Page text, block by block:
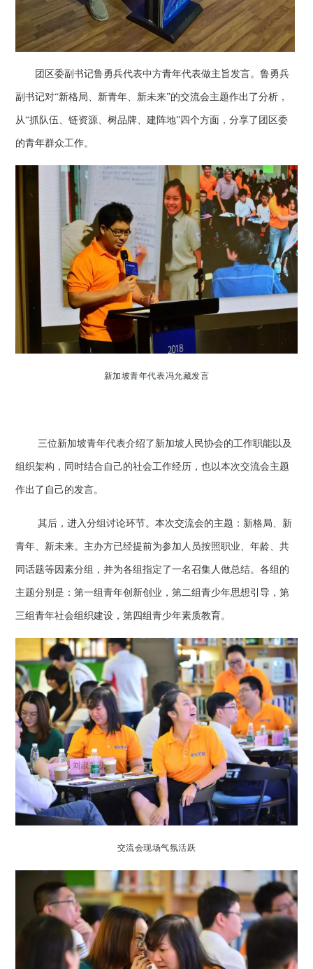
团区委副书记鲁勇兵代表中方青年代表做主旨发言。鲁勇兵
副书记对“新格局、新青年、新未来”的交流会主题作出了分析，
从“抓队伍、链资源、树品牌、建阵地”四个方面，分享了团区委
的青年群众工作。
新加坡青年代表冯允藏发言
三位新加坡青年代表介绍了新加坡人民协会的工作职能以及
组织架构，同时结合自己的社会工作经历，也以本次交流会主题
作出了自己的发言。
其后，进入分组讨论环节。本次交流会的主题：新格局、新
青年、新未来。主办方已经提前为参加人员按照职业、年龄、共
同话题等因素分组，并为各组指定了一名召集人做总结。各组的
主题分别是：第一组青年创新创业，第二组青少年思想引导，第
三组青年社会组织建设，第四组青少年素质教育。
交流会现场气氛活跃